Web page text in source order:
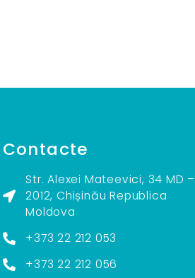
Contacte
Str. Alexei Mateevici, 34 MD –
2012, Chișinău Republica
Moldova
+373 22 212 053
+373 22 212 056